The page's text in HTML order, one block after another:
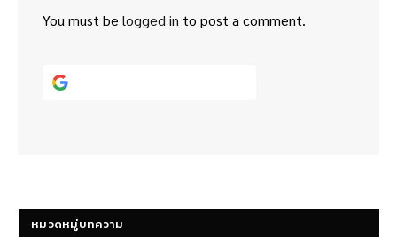
You must be logged in to post a comment.
หมวดหมู่บทความ